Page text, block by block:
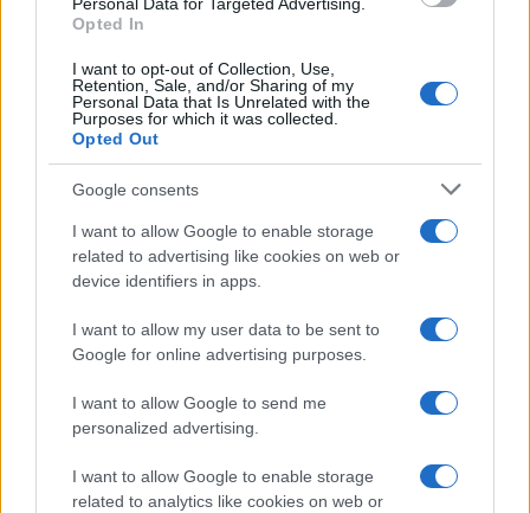
Opted In
I want to opt-out of Collection, Use,
Retention, Sale, and/or Sharing of my
Personal Data that Is Unrelated with the
Purposes for which it was collected.
Opted Out
Google consents
I want to allow Google to enable storage
related to advertising like cookies on web or
device identifiers in apps.
I want to allow my user data to be sent to
Google for online advertising purposes.
I want to allow Google to send me
personalized advertising.
I want to allow Google to enable storage
related to analytics like cookies on web or
VUELTA A ESPAÑA